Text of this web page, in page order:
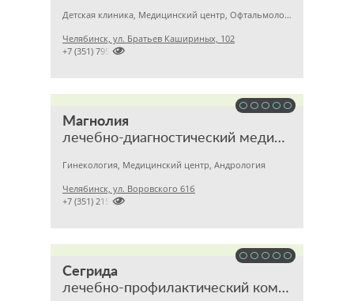
Детская клиника, Медицинский центр, Офтальмология
Челябинск, ул. Братьев Кашириных, 102

+7 (351) 7957633
Магнолия
лечебно-диагностический медицинский центр
Гинекология, Медицинский центр, Андрология
Челябинск, ул. Воровского 61б

+7 (351) 2153663
Сегрида
лечебно-профилактический комплекс